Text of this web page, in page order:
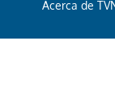
Acerca de